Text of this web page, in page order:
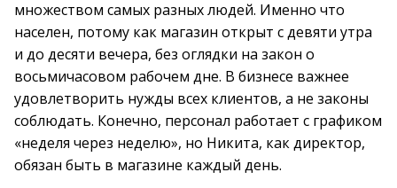
множеством самых разных людей. Именно что
населен, потому как магазин открыт с девяти утра
и до десяти вечера, без оглядки на закон о
восьмичасовом рабочем дне. В бизнесе важнее
удовлетворить нужды всех клиентов, а не законы
соблюдать. Конечно, персонал работает с графиком
«неделя через неделю», но Никита, как директор,
обязан быть в магазине каждый день.